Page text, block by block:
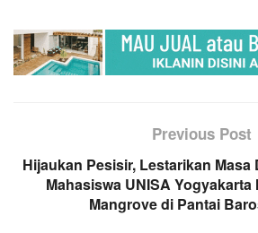
Previous Post
Hijaukan Pesisir, Lestarikan Masa
Mahasiswa UNISA Yogyakarta
Mangrove di Pantai